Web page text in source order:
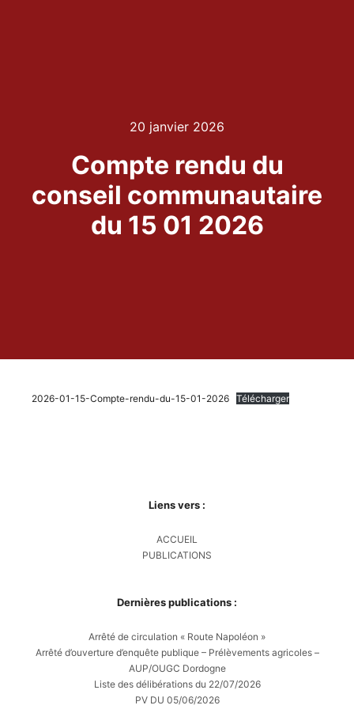
20 janvier 2026
Compte rendu du
conseil communautaire
du 15 01 2026
2026-01-15-Compte-rendu-du-15-01-2026 Télécharger
Liens vers :
ACCUEIL
PUBLICATIONS
Dernières publications :
Arrêté de circulation « Route Napoléon »
Arrêté d’ouverture d’enquête publique – Prélèvements agricoles –
AUP/OUGC Dordogne
Liste des délibérations du 22/07/2026
PV DU 05/06/2026